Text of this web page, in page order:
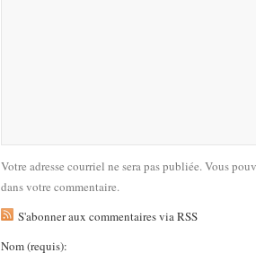
Votre adresse courriel ne sera pas publiée. Vous
dans votre commentaire.
S'abonner aux commentaires via RSS
Nom(requis):